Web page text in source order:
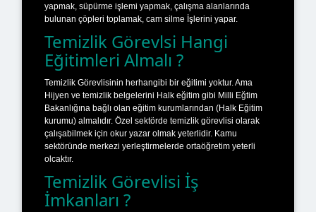
yapmak, süpürme işlemi yapmak, çalışma alanlarında
bulunan çöpleri toplamak, cam silme İşlerini yapar.
Temizlik Görevlsi Hangi
Eğitimleri Almalı ?
Temizlik Görevlisinin herhangibi bir eğitimi yoktur. Ama
Hijyen ve temizlik belgelerini Halk eğitim gibi Milli Eğtim
Bakanlığına bağlı olan eğitim kurumlarından (Halk Eğitim
kurumu) almalıdır. Özel sektörde temizlik görevlisi olarak
çalışabilmek için okur yazar olmak yeterlidir. Kamu
sektöründe merkezi yerleştirmelerde ortaöğretim yeterli
olcaktır.
Temizlik Görevlisi İş
İmkanları ?